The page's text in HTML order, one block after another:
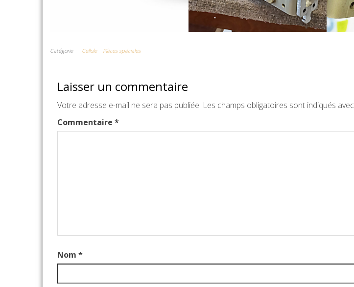
Catégorie Cellule Pièces spéciales
Laisser un commentaire
Votre adresse e-mail ne sera pas publiée. Les champs obligatoires sont indiqués avec
Commentaire *
Nom *